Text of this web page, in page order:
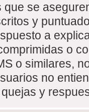
se
y
a
o
o similares,
no
y